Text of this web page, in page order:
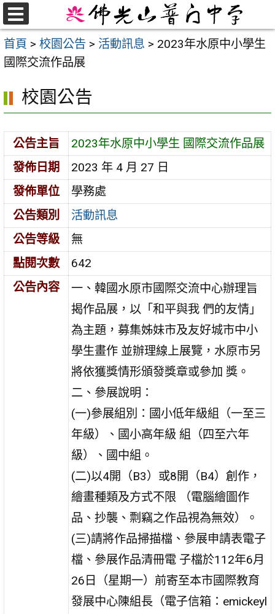
跳
至
主
要
首頁 > 校園公告 > 活動訊息 > 2023年水原中小學生
國際交流作品展
校園公告
公告主旨
2023年水原中小學生 國際交流作品展
發佈日期
2023 年 4 月 27 日
發佈單位
學務處
公告類別
活動訊息
公告等級
無
點閱次數
642
公告內容
一、韓國水原市國際交流中心辦理旨
揭作品展，以「和平與我 們的友情」
為主題，募集姊妹市及友好城市中小
學生畫作 並辦理線上展覽，水原市另
將依獲獎情形頒發獎章或參加 獎。
二、參展說明：
(一)參展組別：國小低年級組（一至三
年級）、國小高年級 組（四至六年
級）、國中組。
(二)以4開（B3）或8開（B4）創作，
繪畫種類及方式不限 （電腦繪圖作
品、抄襲、剽竊之作品視為無效）。
(三)請將作品掃描檔、參展申請表電子
檔、參展作品清冊電 子檔於112年6月
26日（星期一）前寄至本市國際教育
發展中心陳組長（電子信箱：emickeyl
選
單